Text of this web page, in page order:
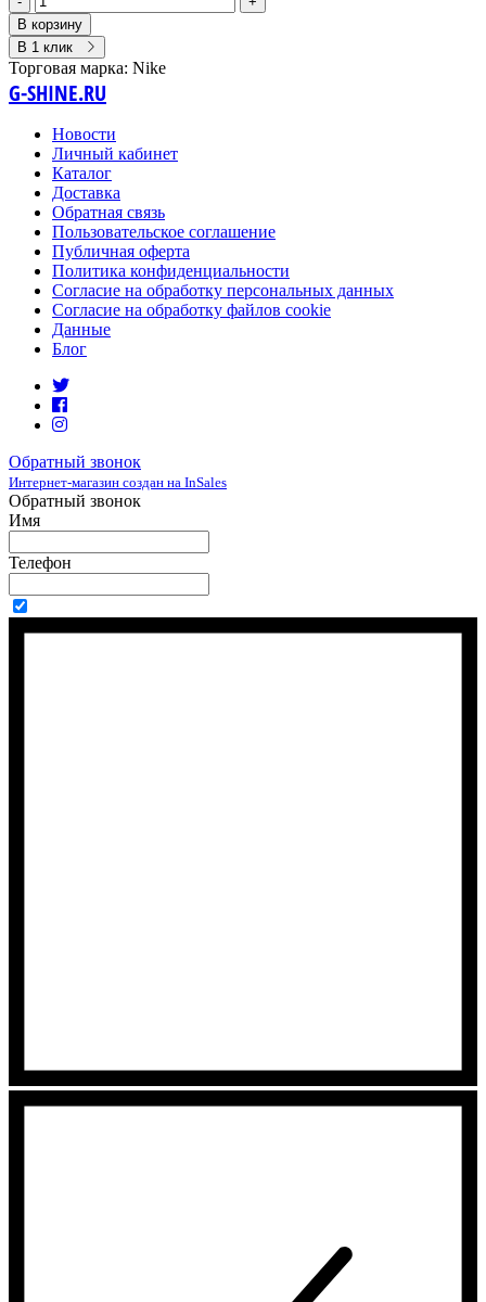
В корзину
В 1 клик
Торговая марка: Nike
G-SHINE.RU
Новости
Личный кабинет
Каталог
Доставка
Обратная связь
Пользовательское соглашение
Публичная оферта
Политика конфиденциальности
Согласие на обработку персональных данных
Согласие на обработку файлов cookie
Данные
Блог
Обратный звонок
Интернет-магазин создан на InSales
Обратный звонок
Имя
Телефон